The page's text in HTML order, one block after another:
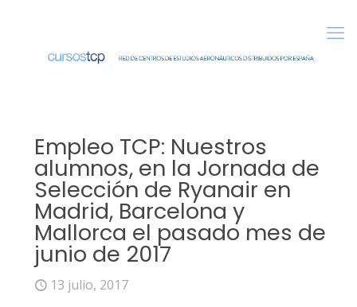
Empleo TCP: Nuestros
alumnos, en la Jornada de
Selección de Ryanair en
Madrid, Barcelona y
Mallorca el pasado mes de
junio de 2017
13 julio, 2017